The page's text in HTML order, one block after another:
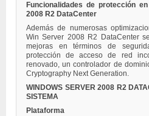
Funcionalidades de protección
2008 R2 DataCenter
Además de numerosas
Win Server 2008 R2 DataCenter
mejoras en términos de
protección de acceso de red
renovado, un controlador de
Cryptography Next Generation.
WINDOWS SERVER 2008 R2
SISTEMA
Plataforma